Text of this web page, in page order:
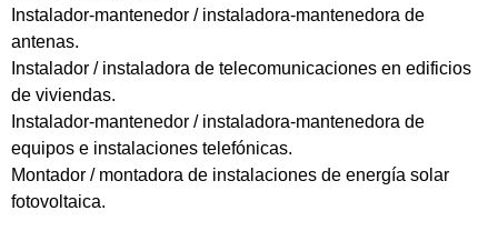
Instalador-mantenedor / instaladora-mantenedora de
antenas.
Instalador / instaladora de telecomunicaciones en edificios
de viviendas.
Instalador-mantenedor / instaladora-mantenedora de
equipos e instalaciones telefónicas.
Montador / montadora de instalaciones de energía solar
fotovoltaica.